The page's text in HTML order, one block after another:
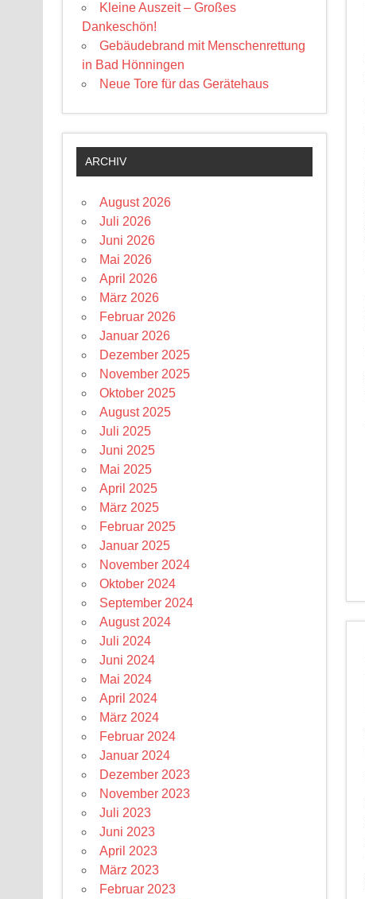
Kleine Auszeit – Großes
Dankeschön!
Gebäudebrand mit Menschenrettung
in Bad Hönningen
Neue Tore für das Gerätehaus
ARCHIV
August 2026
Juli 2026
Juni 2026
Mai 2026
April 2026
März 2026
Februar 2026
Januar 2026
Dezember 2025
November 2025
Oktober 2025
August 2025
Juli 2025
Juni 2025
Mai 2025
April 2025
März 2025
Februar 2025
Januar 2025
November 2024
Oktober 2024
September 2024
August 2024
Juli 2024
Juni 2024
Mai 2024
April 2024
März 2024
Februar 2024
Januar 2024
Dezember 2023
November 2023
Juli 2023
Juni 2023
April 2023
März 2023
Februar 2023